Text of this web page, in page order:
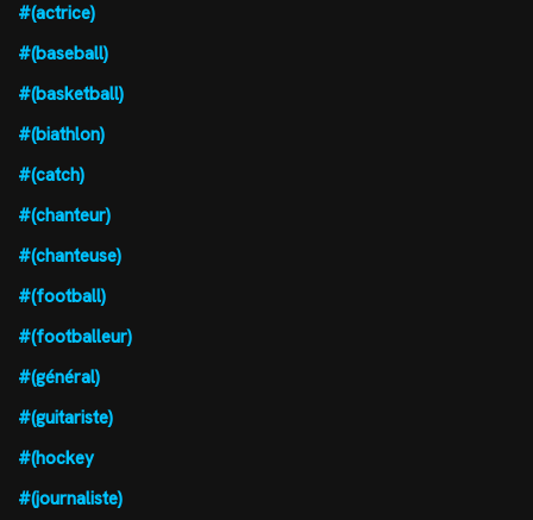
#(actrice)
#(baseball)
#(basketball)
#(biathlon)
#(catch)
#(chanteur)
#(chanteuse)
#(football)
#(footballeur)
#(général)
#(guitariste)
#(hockey
#(journaliste)